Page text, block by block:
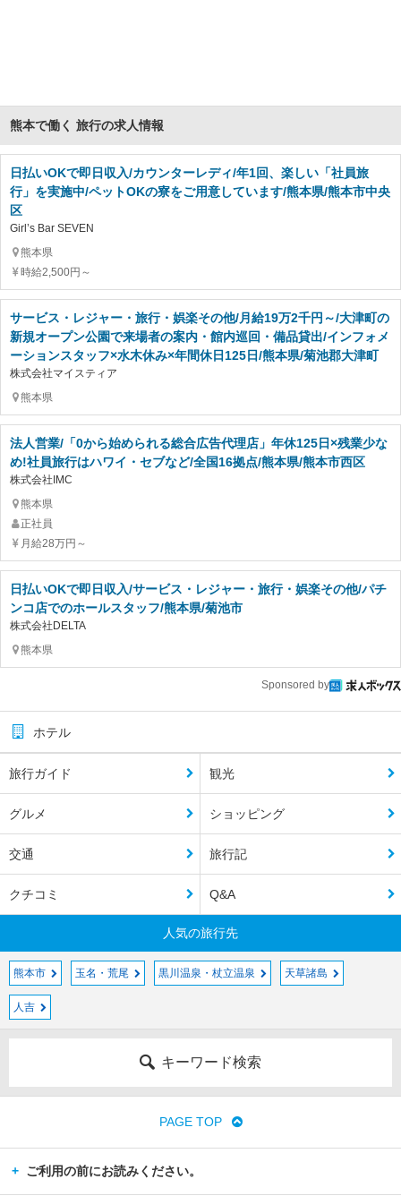
熊本で働く 旅行の求人情報
日払いOKで即日収入/カウンターレディ/年1回、楽しい「社員旅
行」を実施中/ペットOKの寮をご用意しています/熊本県/熊本市中央
区
Girl’s Bar SEVEN
熊本県
時給2,500円～
サービス・レジャー・旅行・娯楽その他/月給19万2千円～/大津町の
新規オープン公園で来場者の案内・館内巡回・備品貸出/インフォメ
ーションスタッフ×水木休み×年間休日125日/熊本県/菊池郡大津町
株式会社マイスティア
熊本県
法人営業/「0から始められる総合広告代理店」年休125日×残業少な
め!社員旅行はハワイ・セブなど/全国16拠点/熊本県/熊本市西区
株式会社IMC
熊本県
正社員
月給28万円～
日払いOKで即日収入/サービス・レジャー・旅行・娯楽その他/パチ
ンコ店でのホールスタッフ/熊本県/菊池市
株式会社DELTA
熊本県
Sponsored by
ホテル
旅行ガイド 観光
グルメ ショッピング
交通 旅行記
クチコミ Q&A
人気の旅行先
熊本市 玉名・荒尾 黒川温泉・杖立温泉 天草諸島
人吉
キーワード検索
PAGE TOP
ご利用の前にお読みください。